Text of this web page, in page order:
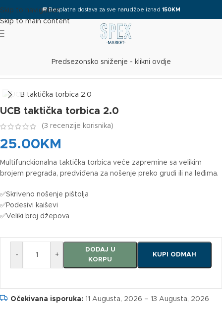
Skip to navigation
Skip to main content
🚚Besplatna dostava za sve narudžbe iznad 150KM
Predsezonsko sniženje - klikni ovdje
UCB taktička torbica 2.0
(3 recenzije korisnika)
25.00 KM
Multifunckionalna taktička torbica veće zapremine sa velikim
brojem pregrada, predviđena za nošenje preko grudi ili na leđima.
✅Skriveno nošenje pištolja
✅Podesivi kaiševi
✅Veliki broj džepova
- +
DODAJ U
KORPU
KUPI ODMAH
Očekivana isporuka: 11 Augusta, 2026 – 13 Augusta, 2026